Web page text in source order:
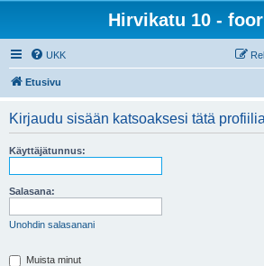
Hirvikatu 10 -
UKK
Etusivu
Kirjaudu sisään katsoaksesi tätä
Käyttäjätunnus:
Salasana:
Unohdin salasanani
Muista minut